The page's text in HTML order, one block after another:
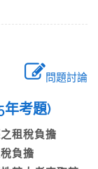
問題討論
考題)
租稅負擔
負擔